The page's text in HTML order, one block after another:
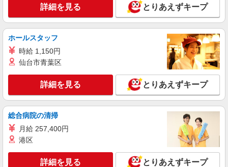
詳細を見る とりあえずキープ
ホールスタッフ
時給 1,150円
仙台市青葉区
詳細を見る とりあえずキープ
総合病院の清掃
月給 257,400円
港区
詳細を見る とりあえずキープ